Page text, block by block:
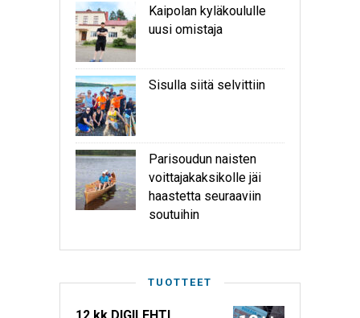
Kaipolan kyläkoululle
uusi omistaja
Sisulla siitä selvittiin
Parisoudun naisten
voittajakaksikolle jäi
haastetta seuraaviin
soutuihin
TUOTTEET